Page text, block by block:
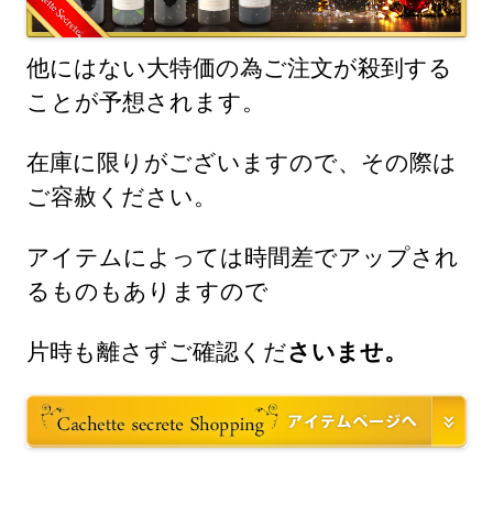
他にはない大特価の為ご注文が殺到する
ことが予想されます。
在庫に限りがございますので、その際は
ご容赦ください。
アイテムによっては時間差でアップされ
るものもありますので
片時も離さずご確認くださいませ。